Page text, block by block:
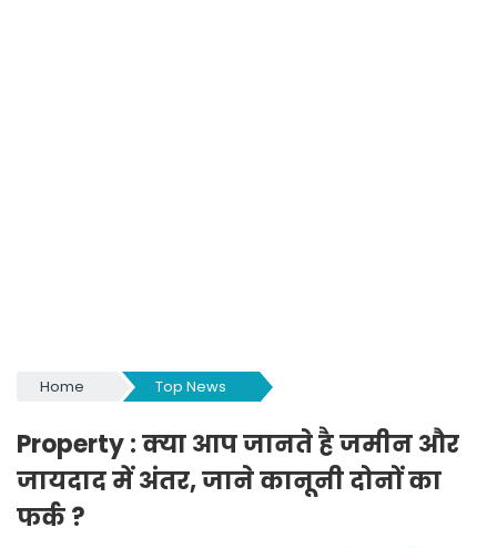
Home Top News
Property : क्या आप जानते है जमीन और
जायदाद में अंतर, जाने कानूनी दोनों का
फर्क ?